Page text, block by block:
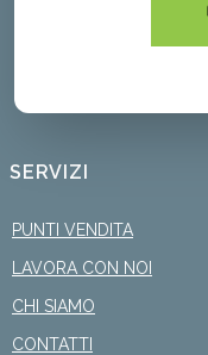
SERVIZI
PUNTI VENDITA
LAVORA CON NOI
CHI SIAMO
CONTATTI